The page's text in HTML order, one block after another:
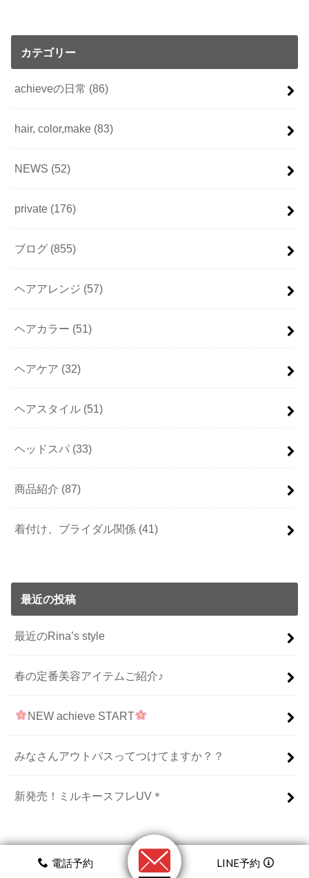
電話予約 LINE予約
カテゴリー
achieveの日常 (86)
hair, color,make (83)
NEWS (52)
private (176)
ブログ (855)
ヘアアレンジ (57)
ヘアカラー (51)
ヘアケア (32)
ヘアスタイル (51)
ヘッドスパ (33)
商品紹介 (87)
着付け、ブライダル関係 (41)
最近の投稿
最近のRina’s style
春の定番美容アイテムご紹介♪
NEW achieve START
みなさんアウトバスってつけてますか？？
新発売！ミルキースフレUV＊